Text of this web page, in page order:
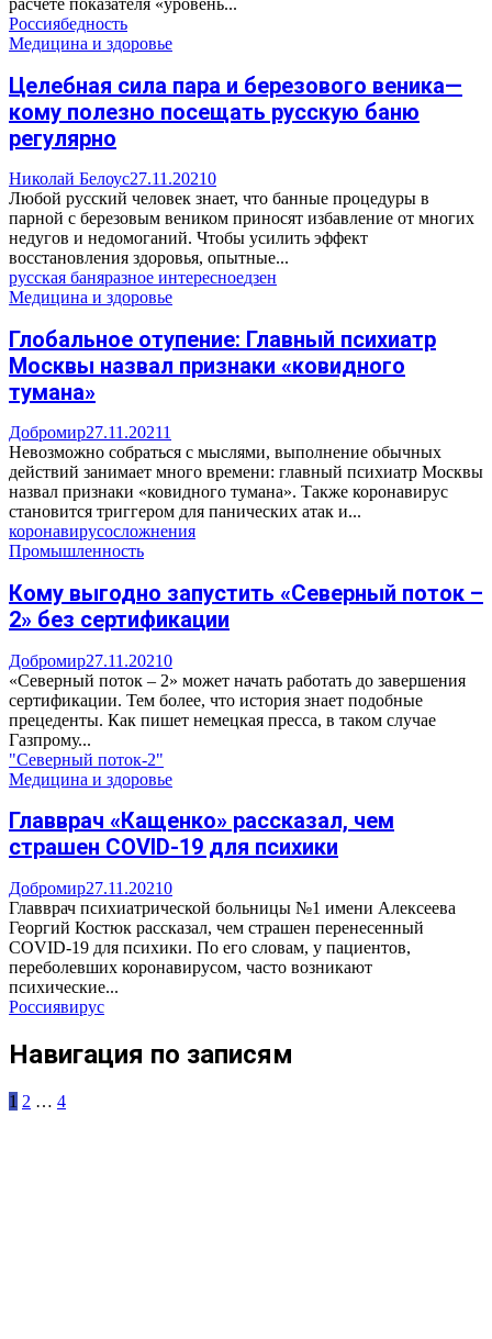
расчете показателя «уровень...
Россиябедность
Медицина и здоровье
Целебная сила пара и березового веника—
кому полезно посещать русскую баню
регулярно
Николай Белоус27.11.20210
Любой русский человек знает, что банные процедуры в
парной с березовым веником приносят избавление от многих
недугов и недомоганий. Чтобы усилить эффект
восстановления здоровья, опытные...
русская баняразное интересноедзен
Медицина и здоровье
Глобальное отупение: Главный психиатр
Москвы назвал признаки «ковидного
тумана»
Добромир27.11.20211
Невозможно собраться с мыслями, выполнение обычных
действий занимает много времени: главный психиатр Москвы
назвал признаки «ковидного тумана». Также коронавирус
становится триггером для панических атак и...
коронавирусосложнения
Промышленность
Кому выгодно запустить «Северный поток –
2» без сертификации
Добромир27.11.20210
«Северный поток – 2» может начать работать до завершения
сертификации. Тем более, что история знает подобные
прецеденты. Как пишет немецкая пресса, в таком случае
Газпрому...
"Северный поток-2"
Медицина и здоровье
Главврач «Кащенко» рассказал, чем
страшен COVID-19 для психики
Добромир27.11.20210
Главврач психиатрической больницы №1 имени Алексеева
Георгий Костюк рассказал, чем страшен перенесенный
COVID-19 для психики. По его словам, у пациентов,
переболевших коронавирусом, часто возникают
психические...
Россиявирус
Навигация по записям
1 2 … 4